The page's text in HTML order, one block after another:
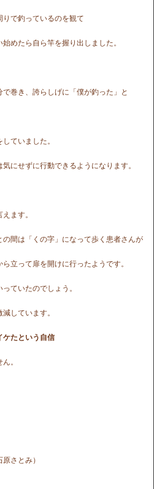
で釣っているのを観て
めたら自ら竿を握り出しました。
巻き、誇らしげに「僕が釣った」と
ていました。
にせずに行動できるようになります。
ます。
間は「くの字」になって歩く患者さんが
立って扉を開けに行ったようです。
ていたのでしょう。
しています。
たという自信
。
さとみ）